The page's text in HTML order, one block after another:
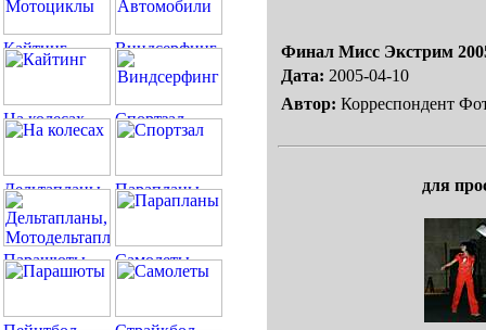
Финал Мисс Экстрим
Дата: 2005-04-10
Автор: Корреспондент
для